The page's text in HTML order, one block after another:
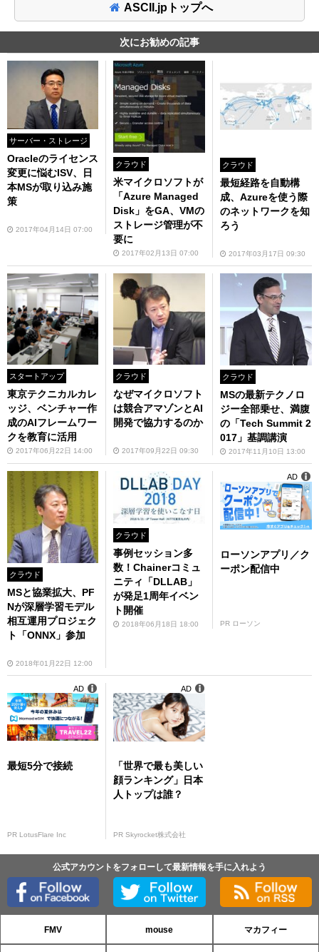
ASCII.jpトップへ
次にお勧めの記事
サーバー・ストレージ
Oracleのライセンス
変更に悩むISV、日
本MSが取り込み施
策
2017年04月14日 07:00
クラウド
米マイクロソフトが
「Azure Managed
Disk」をGA、VMの
ストレージ管理が不
要に
2017年02月13日 07:00
クラウド
最短経路を自動構
成、Azureを使う際
のネットワークを知
ろう
2017年03月17日 09:30
スタートアップ
東京テクニカルカレ
ッジ、ベンチャー作
成のAIフレームワー
クを教育に活用
2017年06月22日 14:00
クラウド
なぜマイクロソフト
は競合アマゾンとAI
開発で協力するのか
2017年09月22日 09:30
クラウド
MSの最新テクノロ
ジー全部乗せ、満腹
の「Tech Summit 2
017」基調講演
2017年11月10日 13:00
クラウド
MSと協業拡大、PF
Nが深層学習モデル
相互運用プロジェク
ト「ONNX」参加
2018年01月22日 12:00
クラウド
事例セッション多
数！Chainerコミュ
ニティ「DLLAB」
が発足1周年イベン
ト開催
2018年06月18日 18:00
ローソンアプリ／ク
ーポン配信中
PR ローソン
AD
最短5分で接続
PR LotusFlare Inc
AD
「世界で最も美しい
顔ランキング」日本
人トップは誰？
PR Skyrocket株式会社
AD
公式アカウントをフォローして最新情報を手に入れよう
FMV mouse マカフィー